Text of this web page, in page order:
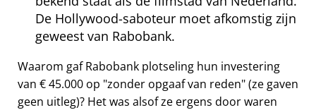
De Hollywood-saboteur moet afkomstig zijn
geweest van Rabobank.
Waarom gaf Rabobank plotseling hun investering
van € 45.000 op zonder opgaaf van reden (ze gaven
geen uitleg)? Het was alsof ze ergens door waren